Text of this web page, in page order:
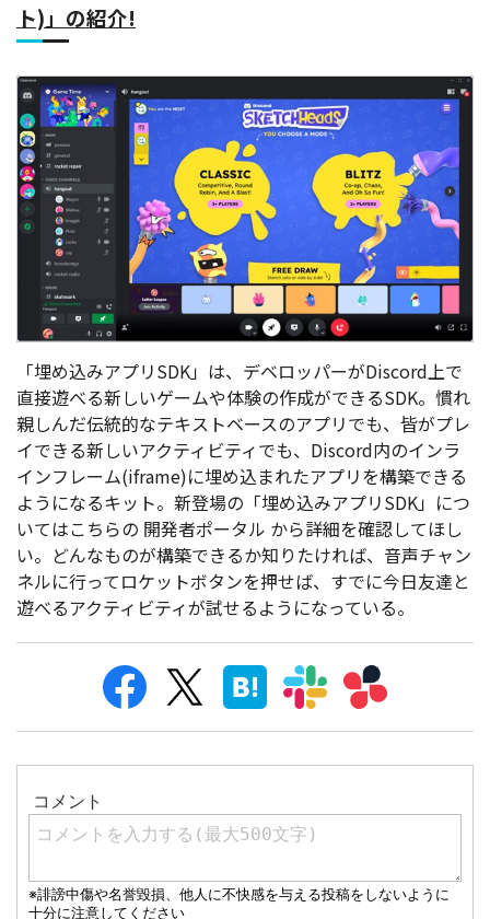
ト)」の紹介!
「埋め込みアプリSDK」は、デベロッパーがDiscord上で
直接遊べる新しいゲームや体験の作成ができるSDK。 慣れ
親しんだ伝統的なテキストベースのアプリでも、皆がプレ
イできる新しいアクティビティでも、Discord内のインラ
インフレーム(iframe)に埋め込まれたアプリを構築できる
ようになるキット。新登場の「埋め込みアプリSDK」につ
いてはこちらの 開発者ポータル から詳細を確認してほし
い。どんなものが構築できるか知りたければ、音声チャン
ネルに行ってロケットボタンを押せば、すでに今日友達と
遊べるアクティビティが試せるようになっている。